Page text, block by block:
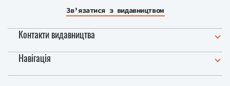
Зв’язатися з видавництвом
Контакти видавництва
Навігація